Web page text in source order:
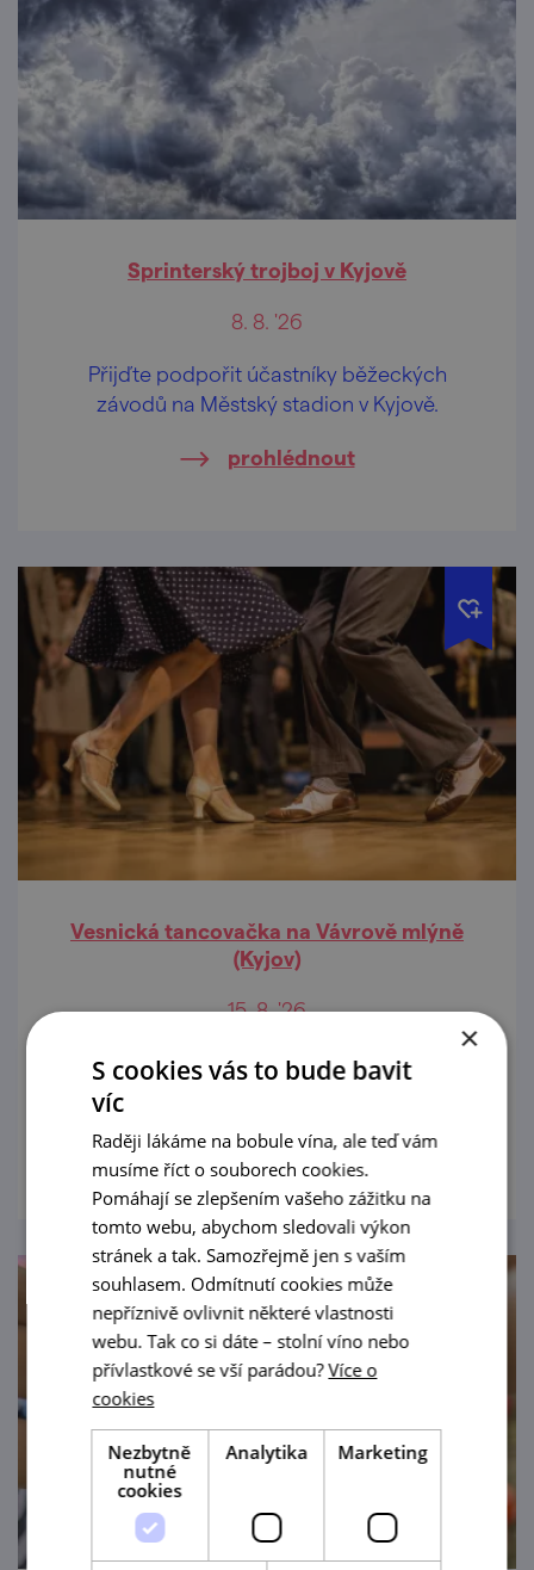
Sprinterský trojboj v Kyjově
8. 8. '26
Přijďte podpořit účastníky běžeckých
závodů na Městský stadion v Kyjově.
prohlédnout
Vesnická tancovačka na Vávrově mlýně
(Kyjov)
15. 8. '26
Mužský pěvecký sbor Něčičáci vás srdečně
prohlédnout
×
S cookies vás to bude bavit
víc
Raději lákáme na bobule vína, ale teď vám
musíme říct o souborech cookies.
Pomáhají se zlepšením vašeho zážitku na
tomto webu, abychom sledovali výkon
stránek a tak. Samozřejmě jen s vaším
souhlasem. Odmítnutí cookies může
nepříznivě ovlivnit některé vlastnosti
webu. Tak co si dáte – stolní víno nebo
přívlastkové se vší parádou?Více o
cookies
Nezbytně
nutné
cookies
Analytika Marketing